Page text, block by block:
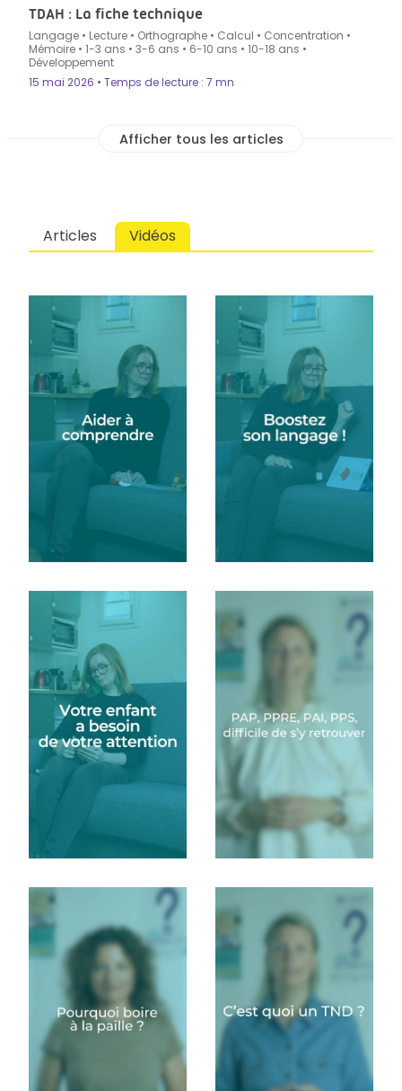
TDAH : La fiche technique
Langage • Lecture • Orthographe • Calcul • Concentration •
Mémoire • 1-3 ans • 3-6 ans • 6-10 ans • 10-18 ans •
Développement
15 mai 2026 • Temps de lecture : 7 mn
Articles Vidéos